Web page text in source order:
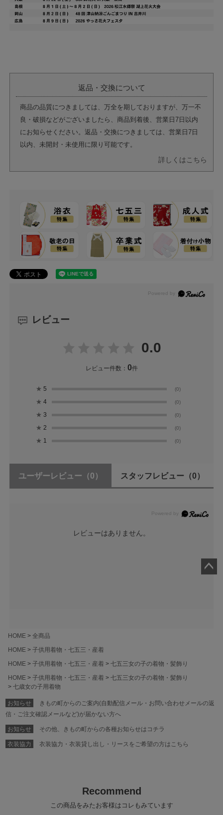
返品・交換について
商品の品質につきましては、万全を期しておりますが、万一不
良・破損などがございましたら、商品到着後、営業日7日以内
にお知らせください。返品・交換につきましては、営業日7日
以内、未開封・未使用に限り可能です。
詳しくはこちら
レビュー
0.0
レビュー件数： 0件
★ 5 (0)
★ 4 (0)
★ 3 (0)
★ 2 (0)
★ 1 (0)
ユーザーレビュー （0） スタッフレビュー （0）
レビューはありません。
HOME
全商品
HOME
子供用着物・七五三・産着
HOME
子供用着物・七五三・産着
七五三女の子の着物・髪飾り
HOME
子供用着物・七五三・産着
七五三女の子の着物・髪飾り
七歳女の子用着物
お知らせ
きもの町からのご案内(自動配信メール・お問い合わせメールの返
信・ご注文確認メールなど)が届かない方へ
お知らせ その他、きもの町からの各種お知らせはコチラ
衣装協力 衣装協力・衣装貸し出し・リースをご希望の方はこちら
Recommend
この商品をみたお客様はコレもみています